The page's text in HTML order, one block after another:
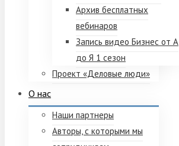
Архив бесплатных
вебинаров
Запись видео Бизнес от А
до Я 1 сезон
Проект «Деловые люди»
О нас
Наши партнеры
Авторы, с которыми мы